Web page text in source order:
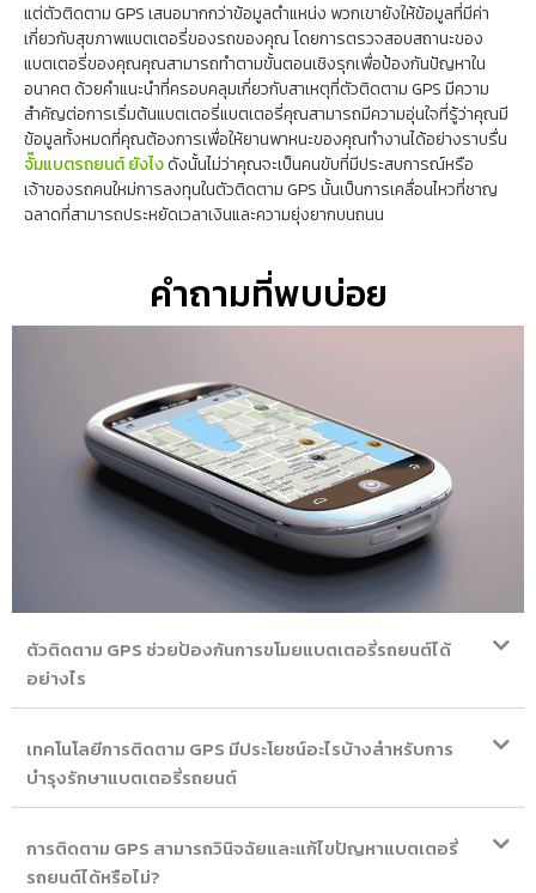
แต่ตัวติดตาม GPS เสนอมากกว่าข้อมูลตำแหน่ง พวกเขายังให้ข้อมูลที่มีค่า
เกี่ยวกับสุขภาพแบตเตอรี่ของรถของคุณ โดยการตรวจสอบสถานะของ
แบตเตอรี่ของคุณคุณสามารถทำตามขั้นตอนเชิงรุกเพื่อป้องกันปัญหาใน
อนาคต ด้วยคำแนะนำที่ครอบคลุมเกี่ยวกับสาเหตุที่ตัวติดตาม GPS มีความ
สำคัญต่อการเริ่มต้นแบตเตอรี่แบตเตอรี่คุณสามารถมีความอุ่นใจที่รู้ว่าคุณมี
ข้อมูลทั้งหมดที่คุณต้องการเพื่อให้ยานพาหนะของคุณทำงานได้อย่างราบรื่น
จั๊มแบตรถยนต์ ยังไงดังนั้นไม่ว่าคุณจะเป็นคนขับที่มีประสบการณ์หรือ
เจ้าของรถคนใหม่การลงทุนในตัวติดตาม GPS นั้นเป็นการเคลื่อนไหวที่ชาญ
ฉลาดที่สามารถประหยัดเวลาเงินและความยุ่งยากบนถนน
คำถามที่พบบ่อย
ตัวติดตาม GPS ช่วยป้องกันการขโมยแบตเตอรี่รถยนต์ได้
อย่างไร
เทคโนโลยีการติดตาม GPS มีประโยชน์อะไรบ้างสำหรับการ
บำรุงรักษาแบตเตอรี่รถยนต์
การติดตาม GPS สามารถวินิจฉัยและแก้ไขปัญหาแบตเตอรี่
รถยนต์ได้หรือไม่?